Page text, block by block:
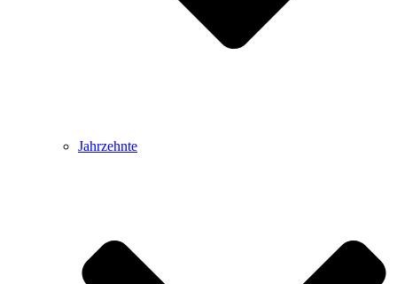
Jahrzehnte